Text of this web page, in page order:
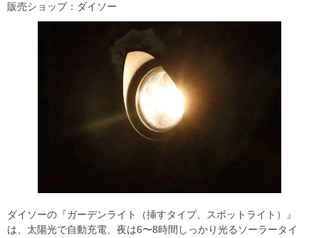
販売ショップ：ダイソー
ダイソーの『ガーデンライト（挿すタイプ、スポットライト）』
は、太陽光で自動充電、夜は6〜8時間しっかり光るソーラータイ